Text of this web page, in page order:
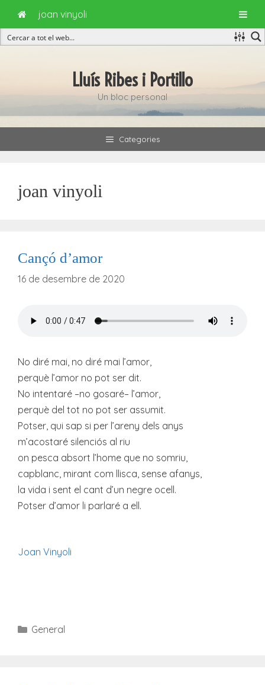
Lluís Ribes i Portillo
Un bloc personal
Categories
joan vinyoli
Cançó d’amor
16 de desembre de 2020
No diré mai, no diré mai l’amor,
perquè l’amor no pot ser dit.
No intentaré –no gosaré– l’amor,
perquè del tot no pot ser assumit.
Potser, qui sap si per l’areny dels anys
m’acostaré silenciós al riu
on pesca absort l’home que no somriu,
capblanc, mirant com llisca, sense afanys,
la vida i sent el cant d’un negre ocell.
Potser d’amor li parlaré a ell.
Joan Vinyoli
Categories
General
joan vinyoli